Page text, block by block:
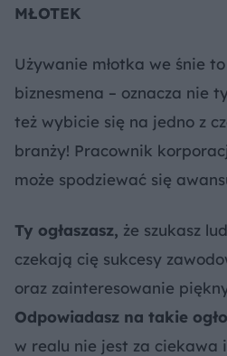
MŁOTEK
Używanie młotka we śnie
biznesmena – oznacza nie
też wybicie się na jedno z
branży! Pracownik
może spodziewać się
Ty ogłaszasz, że szukasz
czekają cię sukcesy
oraz zainteresowanie
Odpowiadasz na takie
w realu nie jest za ciekawa